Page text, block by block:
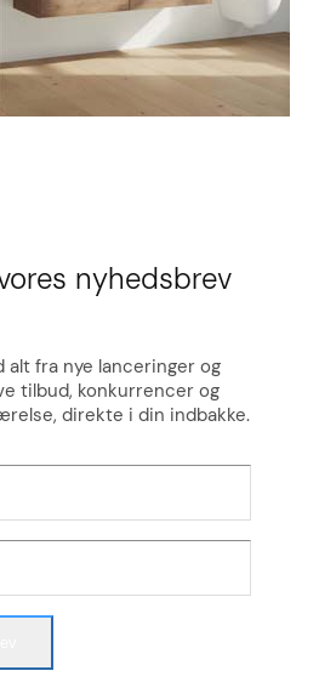
nyhedsbrev
alt fra nye lanceringer og
tilbud, konkurrencer og
direkte i din indbakke.